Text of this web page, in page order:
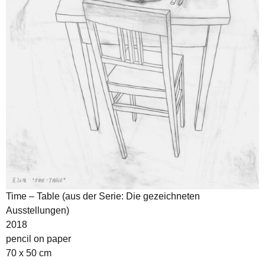
Time – Table (aus der Serie: Die gezeichneten
Ausstellungen)
2018
pencil on paper
70 x 50 cm